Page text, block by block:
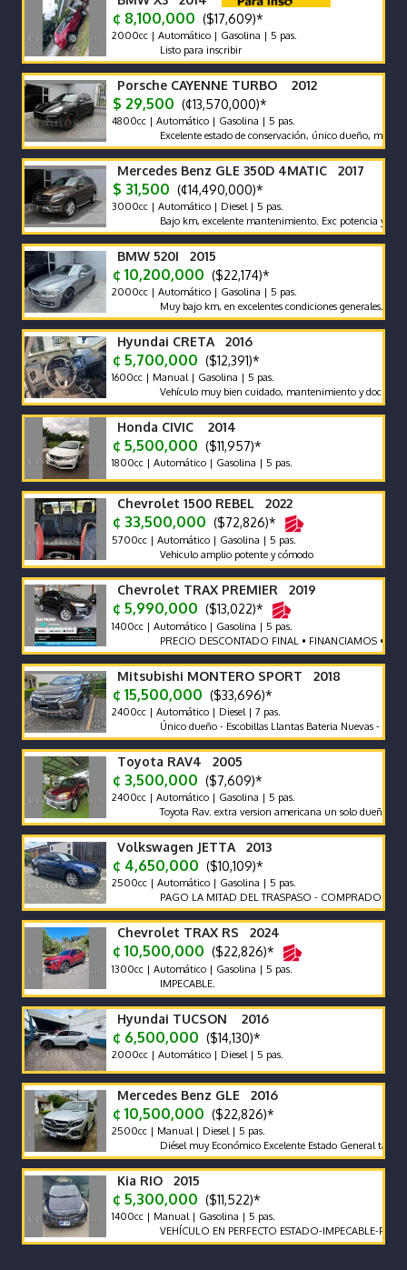
¢ 8,100,000 ($17,609)*
2000cc | Automático | Gasolina | 5 pas.
Listo para inscribir
Porsche CAYENNE TURBO 2012
$ 29,500 (¢13,570,000)*
4800cc | Automático | Gasolina | 5 pas.
Excelente estado de conservación, único dueño, muy bajo
Mercedes Benz GLE 350D 4MATIC 2017
$ 31,500 (¢14,490,000)*
3000cc | Automático | Diesel | 5 pas.
Bajo km, excelente mantenimiento. Exc potencia y bajo
BMW 520I 2015
¢ 10,200,000 ($22,174)*
2000cc | Automático | Gasolina | 5 pas.
Muy bajo km, en excelentes condiciones generales. Vehículo
Hyundai CRETA 2016
¢ 5,700,000 ($12,391)*
1600cc | Manual | Gasolina | 5 pas.
Vehículo muy bien cuidado, mantenimiento y documentos
Honda CIVIC 2014
¢ 5,500,000 ($11,957)*
1800cc | Automático | Gasolina | 5 pas.
Chevrolet 1500 REBEL 2022
¢ 33,500,000 ($72,826)*
5700cc | Automático | Gasolina | 5 pas.
Vehiculo amplio potente y cómodo
Chevrolet TRAX PREMIER 2019
¢ 5,990,000 ($13,022)*
1400cc | Automático | Gasolina | 5 pas.
PRECIO DESCONTADO FINAL • FINANCIAMOS •
Mitsubishi MONTERO SPORT 2018
¢ 15,500,000 ($33,696)*
2400cc | Automático | Diesel | 7 pas.
Único dueño - Escobillas Llantas Bateria Nuevas - Recor de
Toyota RAV4 2005
¢ 3,500,000 ($7,609)*
2400cc | Automático | Gasolina | 5 pas.
Toyota Rav. extra version americana un solo dueño.
Volkswagen JETTA 2013
¢ 4,650,000 ($10,109)*
2500cc | Automático | Gasolina | 5 pas.
PAGO LA MITAD DEL TRASPASO - COMPRADO EN CR
Chevrolet TRAX RS 2024
¢ 10,500,000 ($22,826)*
1300cc | Automático | Gasolina | 5 pas.
IMPECABLE.
Hyundai TUCSON 2016
¢ 6,500,000 ($14,130)*
2000cc | Automático | Diesel | 5 pas.
Mercedes Benz GLE 2016
¢ 10,500,000 ($22,826)*
2500cc | Manual | Diesel | 5 pas.
Diésel muy Económico Excelente Estado General tapicería
Kia RIO 2015
¢ 5,300,000 ($11,522)*
1400cc | Manual | Gasolina | 5 pas.
VEHÍCULO EN PERFECTO ESTADO-IMPECABLE-POCO